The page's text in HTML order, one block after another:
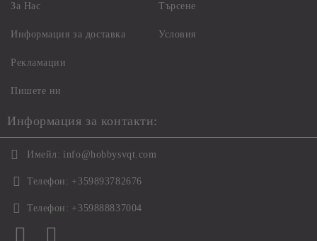
За Нас
Информация за доставка
Рекламации
Пишете ни
Търсене
Условия
Информация за контакти:
Имейл: info@hobbysvqt.com
Телефон: +359893782676
Телефон: +359888837004